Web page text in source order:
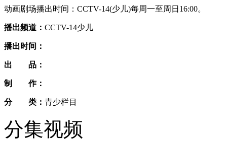
动画剧场播出时间：CCTV-14(少儿)每周一至周日16:00。
播出频道： CCTV-14少儿
播出时间：
出 品：
制 作：
分 类： 青少栏目
分集视频